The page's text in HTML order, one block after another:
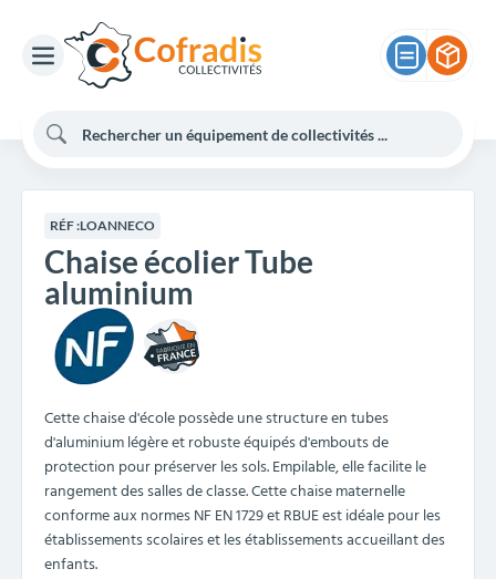
RÉF :LOANNECO
Chaise écolier Tube
aluminium
Cette chaise d'école possède une structure en tubes
d'aluminium légère et robuste équipés d'embouts de
protection pour préserver les sols. Empilable, elle facilite le
rangement des salles de classe. Cette chaise maternelle
conforme aux normes NF EN 1729 et RBUE est idéale pour les
établissements scolaires et les établissements accueillant des
enfants.